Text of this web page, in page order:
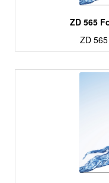
ZD 565
ZD